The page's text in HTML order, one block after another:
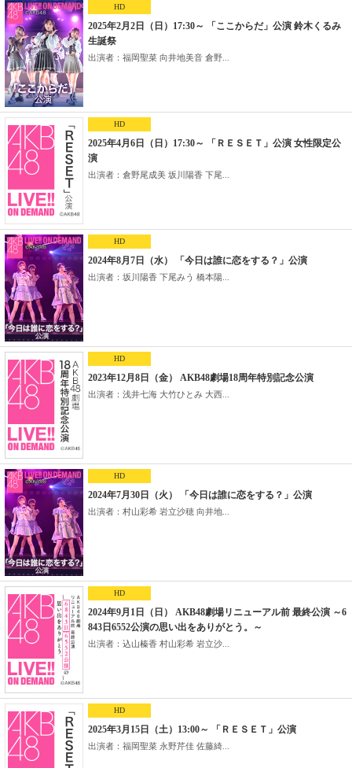
HD
2025年2月2日（日）17:30～ 「ここからだ」公演 鈴木くるみ
生誕祭
出演者：福岡聖菜 向井地美音 倉野...
HD
2025年4月6日（日）17:30～ 「ＲＥＳＥＴ」公演 女性限定公
演
出演者：倉野尾成美 坂川陽香 下尾...
HD
2024年8月7日（水） 「今日は誰に恋をする？」公演
出演者：坂川陽香 下尾みう 橋本陽...
HD
2023年12月8日（金） AKB48劇場18周年特別記念公演
出演者：浅井七海 大竹ひとみ 大西...
HD
2024年7月30日（火） 「今日は誰に恋をする？」公演
出演者：村山彩希 岩立沙穂 向井地...
HD
2024年9月1日（日） AKB48劇場リニューアル前 最終公演 ～6
843日6552公演の思い出をありがとう。～
出演者：込山榛香 村山彩希 岩立沙...
HD
2025年3月15日（土）13:00～ 「ＲＥＳＥＴ」公演
出演者：福岡聖菜 永野芹佳 佐藤綺...